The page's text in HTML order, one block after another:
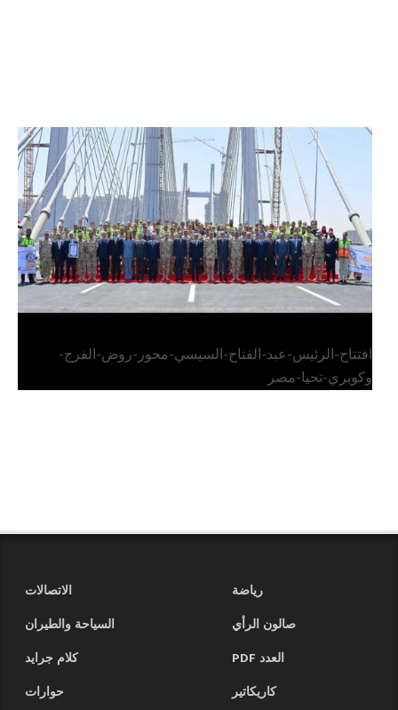
الرئيس عبد الفتاح السيسي يفتتح محور روض الفرج
وكوبري تحيا مصر
افتتاح-الرئيس-عبد-الفتاح-السيسي-محور-روض-الفرج-
وكوبري-تحيا-مصر
رياضة
الاتصالات
صالون الرأي
السياحة والطيران
العدد PDF
كلام جرايد
كاريكاتير
حوارات